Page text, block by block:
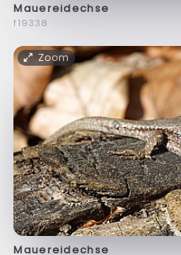
Mauereidechse
f19338
Zoom
Mauereidechse